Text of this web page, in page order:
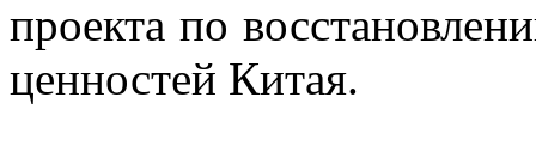
проекта по
ценностей Китая.